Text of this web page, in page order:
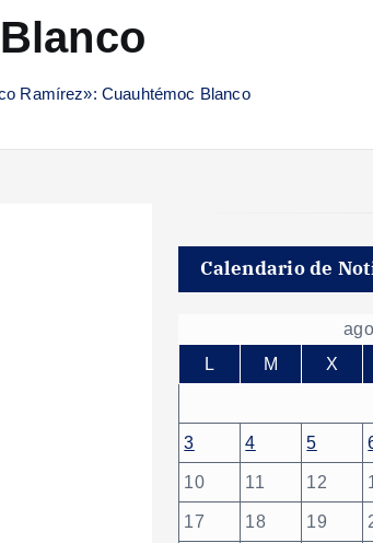
Ramírez»: Cuauhtémoc Blanco
Calendario de
L
M X
3 4 5
10 11 12
17 18 19